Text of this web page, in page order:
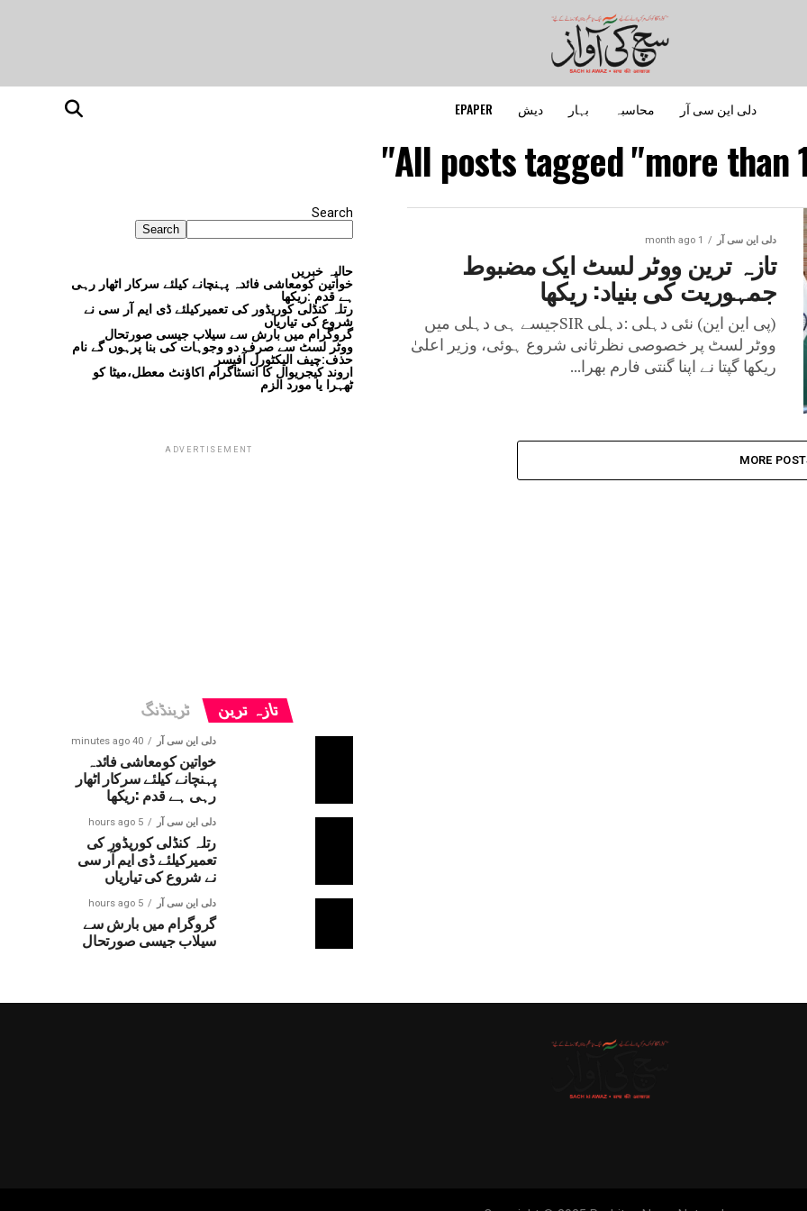
دلی این سی آر محاسبہ بہار دیش EPAPER
All posts tagged "more than
دلی این سی آر 1 month ago
تازہ ترین ووٹر لسٹ ایک مضبوط
جمہوریت کی بنیاد: ریکھا
(پی این این) نئی دہلی :دہلی SIRجیسے ہی دہلی میں
ووٹر لسٹ پر خصوصی نظرثانی شروع ہوئی، وزیر اعلیٰ
ریکھا گپتا نے اپنا گنتی فارم بھرا...
MORE
Search
Search
حالیہ خبریں
خواتین کومعاشی فائدہ پہنچانے کیلئے سرکار اٹھار رہی
ہے قدم :ریکھا
رتلہ کنڈلی کوریڈور کی تعمیرکیلئے ڈی ایم آر سی نے
شروع کی تیاریاں
گروگرام میں بارش سے سیلاب جیسی صورتحال
ووٹر لسٹ سے صرف دو وجوہات کی بنا پرہوں گے نام
حذف:چیف الیکٹورل آفیسر
اروند کیجریوال کا انسٹاگرام اکاؤنٹ معطل،میٹا کو
ٹھہرا یا مورد الزم
ADVERTISEMENT
تازہ ترین ٹرینڈنگ
دلی این سی آر 40 minutes ago
خواتین کومعاشی فائدہ
پہنچانے کیلئے سرکار اٹھار
رہی ہے قدم :ریکھا
دلی این سی آر 5 hours ago
رتلہ کنڈلی کوریڈور کی
تعمیرکیلئے ڈی ایم آر سی
نے شروع کی تیاریاں
دلی این سی آر 5 hours ago
گروگرام میں بارش سے
سیلاب جیسی صورتحال